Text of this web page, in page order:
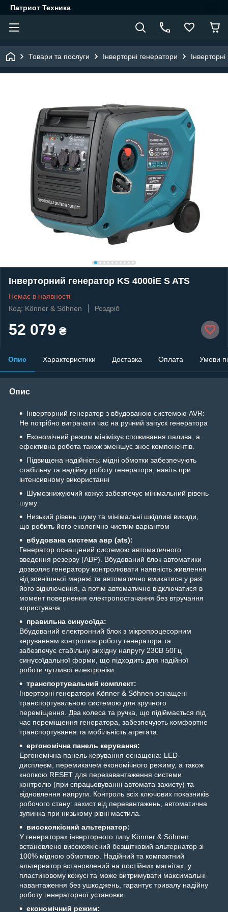
Патриот Техника
Товари та послуги Інверторні генератори
Інверторний генератор KS 4000iE S ATS
Немає в наявності
Код: Könner & Söhnen
Роздріб
52 079 ₴
Опис Характеристики Доставка Оплата Умови
Опис
Інверторний генератор з вбудованою системою AVR:
Не потрібно витрачати час на ручний запуск генератора
Економічний режим мінімізує споживання палива, а
ефективна робота також зменшує знос компонентів.
Підвищена надійність: мідні обмотки забезпечують
стабільну та надійну роботу генератора, навіть при
інтенсивному використанні
Шумознижуючий кожух забезпечує мінімальний рівень
шуму
Низький рівень шуму та мінімальні шкідливі викиди,
що робить його екологічно чистим варіантом
вбудована система авр (ats):
Генератор оснащений системою автоматичного
введення резерву (АВР). Вбудований блок автоматики
дозволяє генератору контролювати наявність живлення
від зовнішньої мережі та автоматично вмикатися у разі
його відключення, а потім автоматично відключатися в
момент повернення електропостачання без втручання
користувача.
правильна синусоїда:
Вбудований електронний блок з мікропроцесорним
керуванням контролює роботу генератора та
забезпечує стабільну вихідну напругу 230В 50Гц
синусоїдальної форми, що підходить для надійної
роботи чутливої електроніки.
транспортувальний комплект:
Інверторні генератори Könner & Söhnen оснащені
транспортувальною системою для зручного
переміщення. Два колеса та ручка, що підіймається під
час переміщення генератора, забезпечують комфортне
транспортування та мобільність агрегата.
ергономічна панель керування:
Ергономічна панель керування оснащена: LED-
дисплеєм, перемикачем економічного режиму, а також
кнопкою RESET для перезавантаження системи
контролю (при спрацьовуванні автомата захисту) та
відновлення напруги. Контроль всіх ключових показників
робочого стану: захист від перевантажень, автоматична
зупинка при низькому рівні мастила.
високоякісний альтернатор:
У генераторах інверторного типу Könner & Söhnen
встановлено високоякісний безщітковий альтернатор зі
100% мідною обмоткою. Надійний та компактний
альтернатор встановлений на постійних магнітах, у
пластиковому кожусі та може витримувати максимальні
навантаження без ушкоджень, гарантує тривалу надійну
роботу генераторної установки.
економічний режим: